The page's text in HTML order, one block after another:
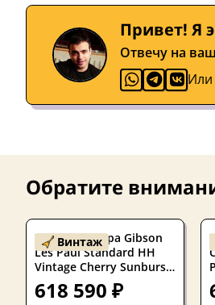
Привет! Я
Отвечу на
Или
Обратите
Винтаж
Электрогитара Gibson
Les Paul Standard HH
Vintage Cherry Sunburst
w/case USA 1985
618 590 ₽